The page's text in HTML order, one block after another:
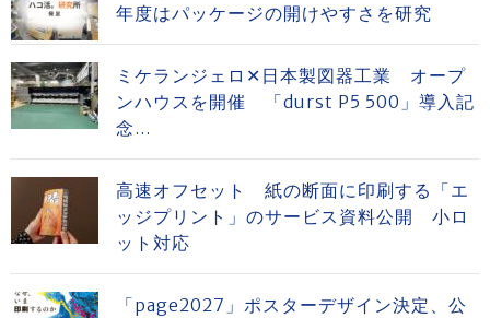
年度はパッケージの開けやすさを研究
ミケランジェロ✕日本製図器工業 オープ
ンハウスを開催 「durst P5 500」導入記
念...
高速オフセット 紙の断面に印刷する「エ
ッジプリント」のサービス資料公開 小ロ
ット対応
「page2027」ポスターデザイン決定、公